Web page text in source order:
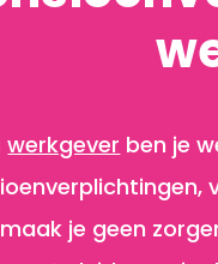
werkgever ben je
je geen